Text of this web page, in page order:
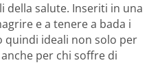
della salute. Inseriti in una
e a tenere a bada i
quindi ideali non solo per
per chi soffre di